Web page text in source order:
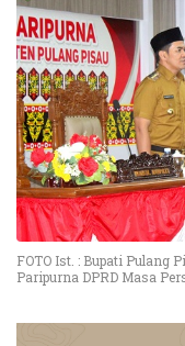
FOTO Ist. : Bupati Pulang
Paripurna DPRD Masa